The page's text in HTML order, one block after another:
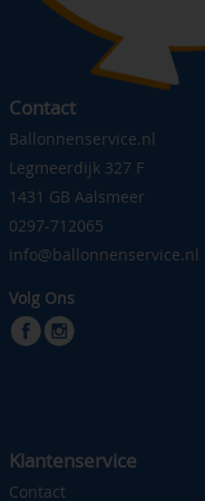
Contact
Ballonnenservice.nl
Legmeerdijk 327 F
1431 GB Aalsmeer
0297-712065
info@ballonnenservice.nl
Volg Ons
Klantenservice
Contact